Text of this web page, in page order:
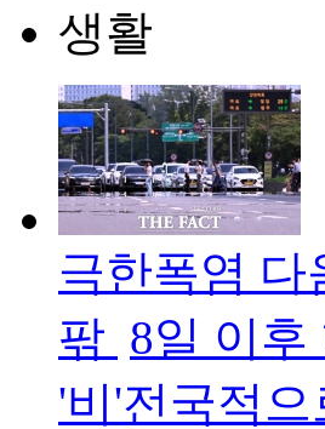
생활
극한폭염
팎 8일 이후
'비'전국적